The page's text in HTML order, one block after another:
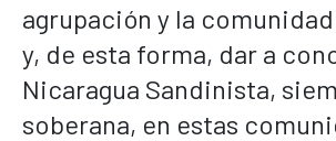
agrupación y la
y, de esta forma, dar a
Nicaragua Sandinista,
soberana, en estas